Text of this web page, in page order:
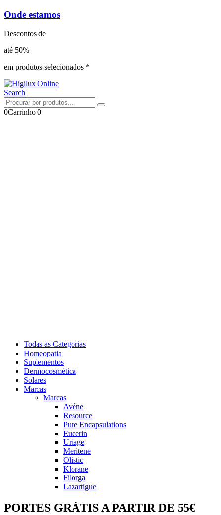
Onde estamos
Descontos de
até 50%
em produtos selecionados *
Search
0Carrinho 0
Todas as Categorias
Homeopatia
Suplementos
Dermocosmética
Solares
Marcas
Marcas
Avéne
Resource
Pure Encapsulations
Eucerin
Uriage
Meritene
Olistic
Klorane
Filorga
Lazartigue
PORTES GRÁTIS A PARTIR DE 55€